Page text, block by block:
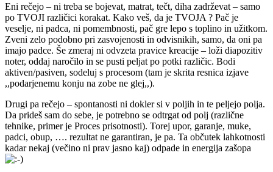
Eni rečejo – ni treba se bojevat, matrat, tečt, diha zadrževat – samo
po TVOJI različici korakat. Kako veš, da je TVOJA ? Pač je
veselje, ni padca, ni pomembnosti, pač gre lepo s toplino in užitkom.
Zveni zelo podobno pri zasvojenosti in odvisnikih, samo, da oni pa
imajo padce. Še zmeraj ni odvzeta pravice kreacije – loži diapozitiv
noter, oddaj naročilo in se pusti peljat po potki različic. Bodi
aktiven/pasiven, sodeluj s procesom (tam je skrita resnica izjave
,,podarjenemu konju na zobe ne glej,,).
Drugi pa rečejo – spontanosti ni dokler si v poljih in te peljejo polja.
Da prideš sam do sebe, je potrebno se odtrgat od polj (različne
tehnike, primer je Proces prisotnosti). Torej upor, garanje, muke,
padci, obup, …. rezultat ne garantiran, je pa. Ta občutek lahkotnosti
kadar nekaj (večino ni prav jasno kaj) odpade in energija zašopa